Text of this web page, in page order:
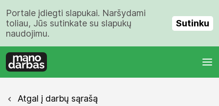
Portale įdiegti slapukai. Naršydami
toliau, Jūs sutinkate su slapukų
naudojimu.
Sutinku
Atgal į darbų sąrašą